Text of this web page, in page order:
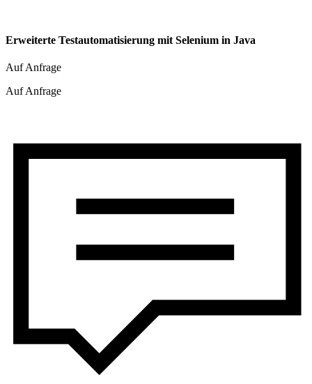
Erweiterte Testautomatisierung mit Selenium in Java
Auf Anfrage
Auf Anfrage